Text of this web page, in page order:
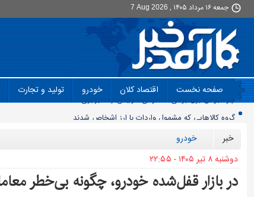
جمعه ۱۶ مرداد ۱۴۰۵ , 7 Aug 2026
صفحه نخست اقتصاد کلان خودرو تولید و تجارت
گروه کالاهایی که مشمول واردات با ارز اشخاص شدند
برنج چند؟
زمانبندی شارژ کالابرگ تغییر کرد
خبر
خودرو
دوشنبه ۸ تير ۱۴۰۵ - ۲۲:۵۵
در بازار قفل‌شده خودرو، چگونه بی‌خطر